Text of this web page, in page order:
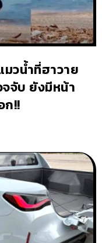
มวน้ำที่ฮาวาย
จับ ยังมีหน้า
ก!!